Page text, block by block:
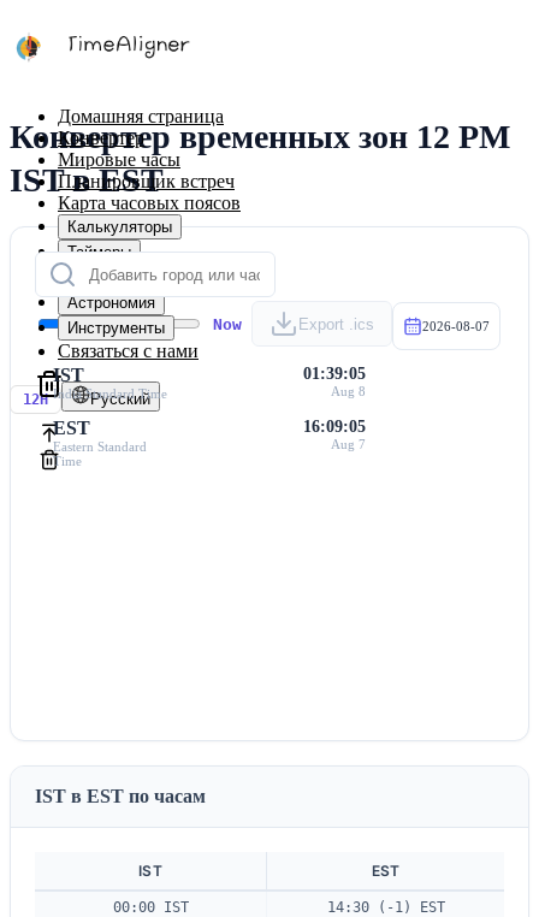
Домашняя страница
Конвертер
Мировые часы
Планировщик встреч
Карта часовых поясов
Калькуляторы
Таймеры
Календарь
Астрономия
Инструменты
Связаться с нами
12H Русский
Конвертер временных зон 12 PM
IST в EST
Now Export .ics 2026-08-07
IST
India Standard Time
01:39:05
Aug 8
EST
Eastern Standard
Time
16:09:05
Aug 7
IST в EST по часам
IST EST
00:00 IST
14:30 (-1) EST